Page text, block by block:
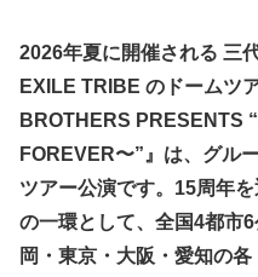
2026年夏に開催される 三
EXILE TRIBE のドームツ
BROTHERS PRESENTS
FOREVER〜”』は、グル
ツアー公演です。15周年
の一環として、全国4都市
岡・東京・大阪・愛知の